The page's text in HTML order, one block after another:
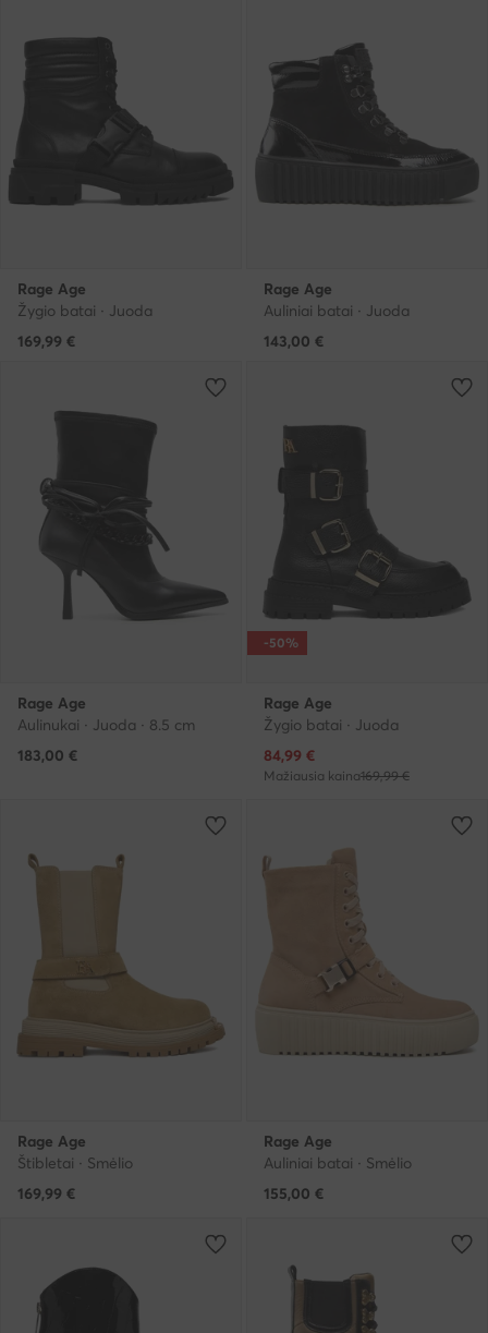
Rage Age
Žygio batai · Juoda
169,99 €
Rage Age
Auliniai batai · Juoda
143,00 €
Rage Age
Aulinukai · Juoda · 8.5 cm
183,00 €
-50%
Rage Age
Žygio batai · Juoda
Dabartinė kaina
84,99 €
Mažiausia kaina169,99 €
Rage Age
Štibletai · Smėlio
169,99 €
Rage Age
Auliniai batai · Smėlio
155,00 €